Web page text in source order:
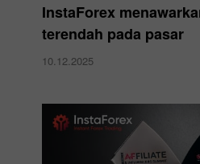
InstaForex
terendah pada pasar
10.12.2025